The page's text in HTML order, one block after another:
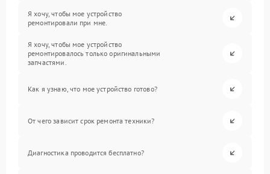
Я хочу, чтобы мое устройство
ремонтировали при мне.
Я хочу, чтобы мое устройство
ремонтировалось только оригинальными
запчастями.
Как я узнаю, что мое устройство готово?
От чего зависит срок ремонта техники?
Диагностика проводится бесплатно?